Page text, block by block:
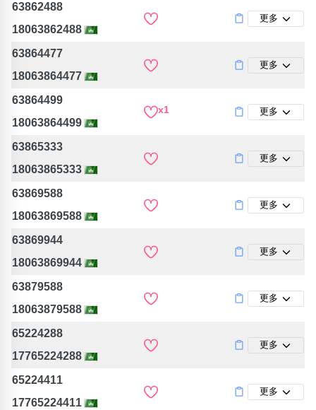
63862488
18063862488
更多
63864477
18063864477
更多
63864499
18063864499
x1 更多
63865333
18063865333
更多
63869588
18063869588
更多
63869944
18063869944
更多
63879588
18063879588
更多
65224288
17765224288
更多
65224411
17765224411
更多